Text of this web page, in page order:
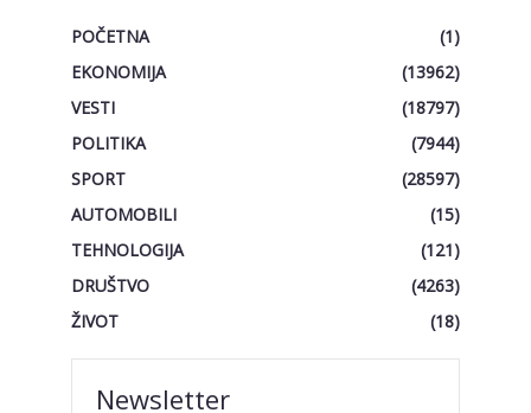
POČETNA
(1)
EKONOMIJA
(13962)
VESTI
(18797)
POLITIKA
(7944)
SPORT
(28597)
AUTOMOBILI
(15)
TEHNOLOGIJA
(121)
DRUŠTVO
(4263)
ŽIVOT
(18)
Newsletter